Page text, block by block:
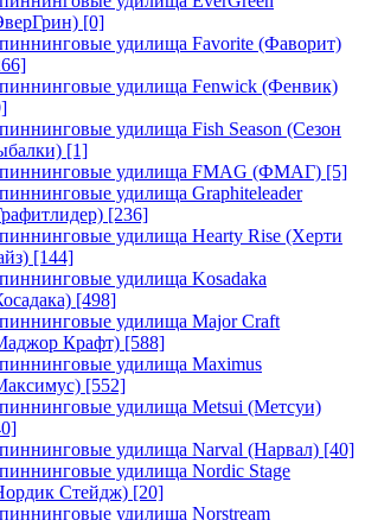
[0]
удилища Favorite (Фаворит)
удилища Fenwick (Фенвик)
удилища Fish Season (Сезон
[1]
удилища FMAG (ФМАГ) [5]
удилища Graphiteleader
[236]
удилища Hearty Rise (Херти
[144]
удилища Kosadaka
[498]
удилища Major Craft
Крафт) [588]
удилища Maximus
[552]
удилища Metsui (Метсуи)
удилища Narval (Нарвал) [40]
удилища Nordic Stage
Стейдж) [20]
удилища Norstream